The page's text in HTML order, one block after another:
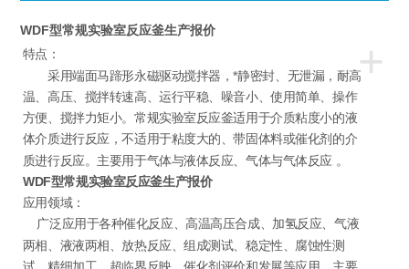
WDF型常规实验室反应釜生产报价
+
特点：
采用端面马蹄形永磁驱动搅拌器，*静密封、无泄漏，耐高
温、高压、搅拌转速高、运行平稳、噪音小、使用简单、操作
方便、搅拌力矩小。常规实验室反应釜适用于介质粘度小的液
体介质进行反应，不适用于粘度大的、带固体料或催化剂的介
质进行反应。主要用于气体与液体反应、气体与气体反应 。
WDF型常规实验室反应釜生产报价
应用领域：
广泛应用于各种催化反应、高温高压合成、加氢反应、气液
两相、液液两相、放热反应、组成测试、稳定性、腐蚀性测